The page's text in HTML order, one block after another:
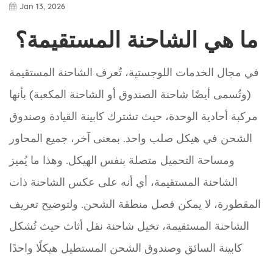
Jan 13, 2026
ما هي الشاحنة المستقيمة؟
في مجال الخدمات اللوجستية، تُعرف الشاحنة المستقيمة
(وتُسمى أيضًا شاحنة الصندوق أو الشاحنة المكعبة) بأنها
مركبة أحادية الوحدة، حيث تشترك كابينة القيادة وصندوق
الشحن في هيكل صلب واحد. بمعنى آخر، جميع المحاور
ومساحة التحميل متصلة بنفس الهيكل. وهذا ما يُميز
الشاحنة المستقيمة، أي أنه على عكس الشاحنة ذات
المقطورة، لا يمكن فصل منطقة الشحن. ولتوضيح تعريف
الشاحنة المستقيمة، تخيل شاحنة نقل أثاث حيث تُشكل
كابينة السائق وصندوق الشحن المستطيل هيكلًا واحدًا